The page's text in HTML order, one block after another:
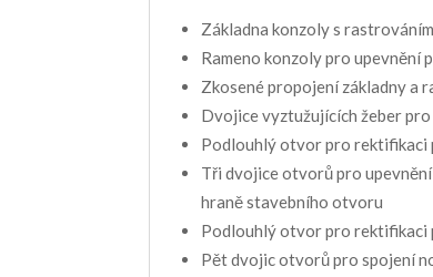
Základna konzoly s
Rameno konzoly pro upevnění
Zkosené propojení základny a
Dvojice vyztužujících žeber
Podlouhlý otvor pro rektifikaci
Tři dvojice otvorů pro
hraně stavebního otvoru
Podlouhlý otvor pro rektifikaci
Pět dvojic otvorů pro spojení